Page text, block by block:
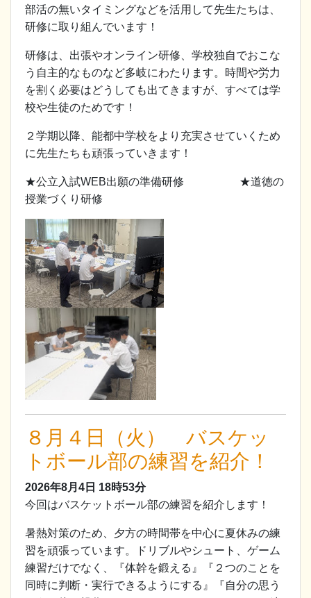
部活の無いタイミングなどを活用して先生たちは、
研修に取り組んでいます！
研修は、出張やオンライン研修、学校独自でおこな
う自主的なものなど多岐にわたります。時間や労力
を割く必要はどうしても出てきますが、すべては学
校や生徒のためです！
２学期以降、能都中学校をより充実させていくため
に先生たちも頑張っていきます！
★公立入試WEB出願の準備研修 ★道徳の
授業づくり研修
８月４日（火） バスケッ
トボール部の練習を紹介！
2026年8月4日 18時53分
今回はバスケットボール部の練習を紹介します！
暑熱対策のため、夕方の時間帯を中心に夏休みの練
習を頑張っています。ドリブルやシュート、ゲーム
練習だけでなく、『体幹を鍛える』『２つのことを
同時に判断・実行できるようにする』『自分の思う